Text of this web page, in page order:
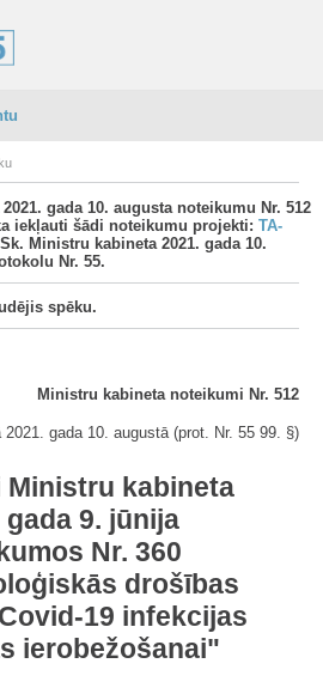
gada 10. augusta noteikumu Nr. 512
iekļauti šādi noteikumu projekti: TA-
Ministru kabineta 2021. gada 10.
Nr. 55.
spēku.
Ministru kabineta noteikumi Nr. 512
2021. gada 10. augustā (prot. Nr. 55 99. §)
Ministru kabineta
gada 9. jūnija
Nr. 360
drošības
19 infekcijas
ierobežošanai"